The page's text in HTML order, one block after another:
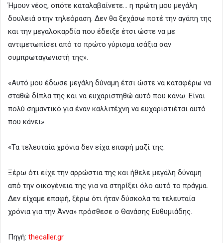
Ήμουν νέος, οπότε καταλαβαίνετε… η πρώτη μου μεγάλη
δουλειά στην τηλεόραση. Δεν θα ξεχάσω ποτέ την αγάπη της
και την μεγαλοκαρδία που έδειξε έτσι ώστε να με
αντιμετωπίσει από το πρώτο γύρισμα ισάξια σαν
συμπρωταγωνιστή της».
«Αυτό μου έδωσε μεγάλη δύναμη έτσι ώστε να καταφέρω να
σταθώ δίπλα της και να ευχαριστηθώ αυτό που κάνω. Είναι
πολύ σημαντικό για έναν καλλιτέχνη να ευχαριστιέται αυτό
που κάνει».
«Τα τελευταία χρόνια δεν είχα επαφή μαζί της.
Ξέρω ότι είχε την αρρώστια της και ήθελε μεγάλη δύναμη
από την οικογένεια της για να στηρίξει όλο αυτό το πράγμα.
Δεν είχαμε επαφή, ξέρω ότι ήταν δύσκολα τα τελευταία
χρόνια για την Άννα» πρόσθεσε ο Θανάσης Ευθυμιάδης.
Πηγή: thecaller.gr